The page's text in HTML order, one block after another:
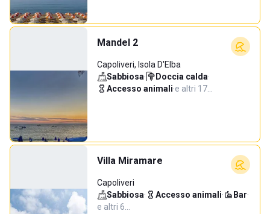
Mandel 2
Capoliveri, Isola D'Elba
Sabbiosa· Doccia calda·
Accesso animali·e altri 17…
Villa Miramare
Capoliveri
Sabbiosa· Accesso animali· Bar·
e altri 6…